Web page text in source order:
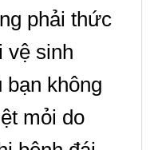
phải thức
vệ sinh
bạn không
mỏi do